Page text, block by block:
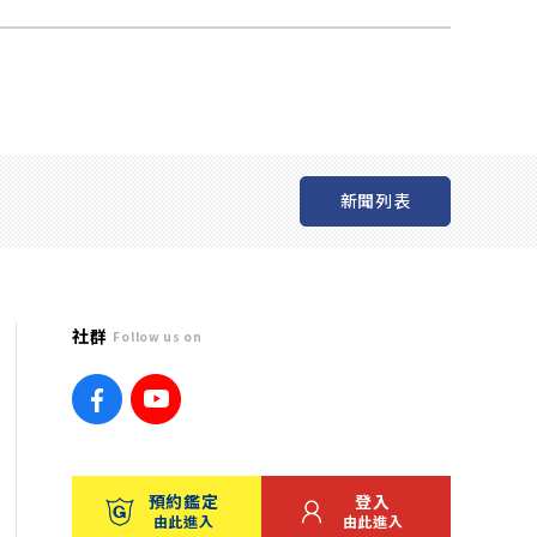
新聞列表
社群 Follow us on
預約鑑定
由此進入
登入
由此進入